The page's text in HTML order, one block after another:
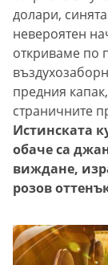
долари,
невероятен
откриваме по
предния
страничните
Истинската
обаче са
виждане,
розов